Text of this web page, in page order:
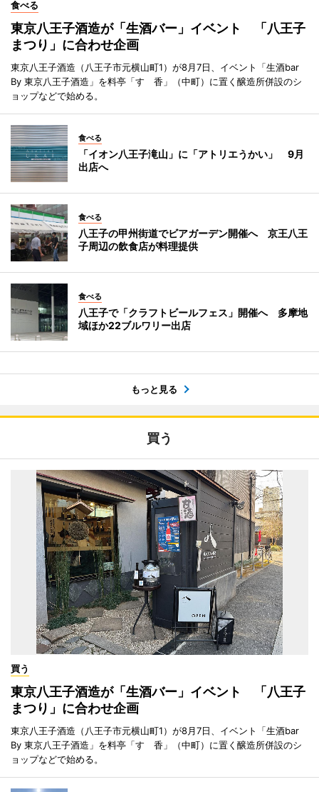
食べる
東京八王子酒造が「生酒バー」イベント 「八王子
まつり」に合わせ企画
東京八王子酒造（八王子市元横山町1）が8月7日、イベント「生酒bar
By 東京八王子酒造」を料亭「すゞ香」（中町）に置く醸造所併設のシ
ョップなどで始める。
食べる
「イオン八王子滝山」に「アトリエうかい」 9月
出店へ
食べる
八王子の甲州街道でビアガーデン開催へ 京王八王
子周辺の飲食店が料理提供
食べる
八王子で「クラフトビールフェス」開催へ 多摩地
域ほか22ブルワリー出店
もっと見る
買う
買う
東京八王子酒造が「生酒バー」イベント 「八王子
まつり」に合わせ企画
東京八王子酒造（八王子市元横山町1）が8月7日、イベント「生酒bar
By 東京八王子酒造」を料亭「すゞ香」（中町）に置く醸造所併設のシ
ョップなどで始める。